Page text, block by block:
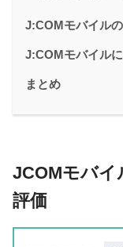
J:COMモバイル
J:COMモバイル
まとめ
JCOMモバイ
評価